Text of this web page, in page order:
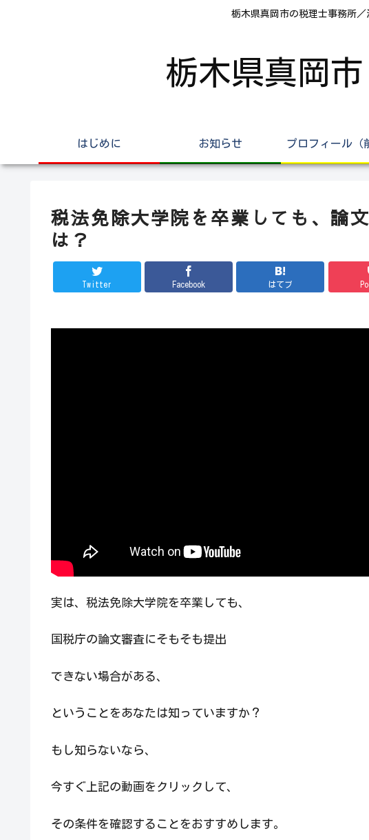
栃木県真岡市の税理士事務所
栃木県真岡
はじめに お知らせ プロフィール（
税法免除大学院を卒業しても、論
は？
Twitter Facebook はてブ
実は、税法免除大学院を卒業しても、
国税庁の論文審査にそもそも提出
できない場合がある、
ということをあなたは知っていますか？
もし知らないなら、
今すぐ上記の動画をクリックして、
その条件を確認することをおすすめします。